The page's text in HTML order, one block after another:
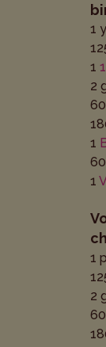
1
1
2
1
1
1
2